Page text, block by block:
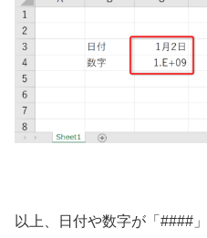
以上、日付や数字が「####